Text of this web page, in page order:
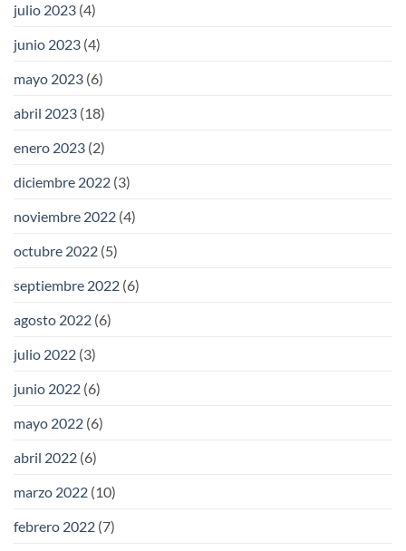
julio 2023 (4)
junio 2023 (4)
mayo 2023 (6)
abril 2023 (18)
enero 2023 (2)
diciembre 2022 (3)
noviembre 2022 (4)
octubre 2022 (5)
septiembre 2022 (6)
agosto 2022 (6)
julio 2022 (3)
junio 2022 (6)
mayo 2022 (6)
abril 2022 (6)
marzo 2022 (10)
febrero 2022 (7)